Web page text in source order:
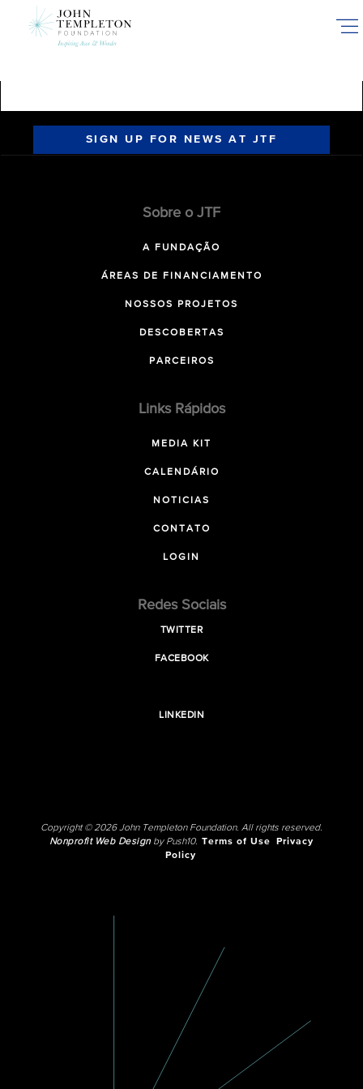
SIGN UP FOR NEWS AT JTF
Sobre o JTF
A FUNDAÇÃO
ÁREAS DE FINANCIAMENTO
NOSSOS PROJETOS
DESCOBERTAS
PARCEIROS
Links Rápidos
MEDIA KIT
CALENDÁRIO
NOTICIAS
CONTATO
LOGIN
Redes Sociais
TWITTER
FACEBOOK
LINKEDIN
Copyright © 2026 John Templeton Foundation. All rights reserved.
Nonprofit Web Designby Push10. Terms of Use
Privacy
Policy